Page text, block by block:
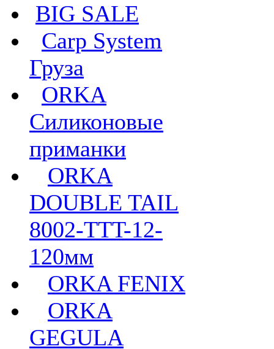
BIG SALE
Carp System
Груза
ORKA
Силиконовые
приманки
ORKA
DOUBLE TAIL
8002-TTT-12-
120мм
ORKA FENIX
ORKA
GEGULA